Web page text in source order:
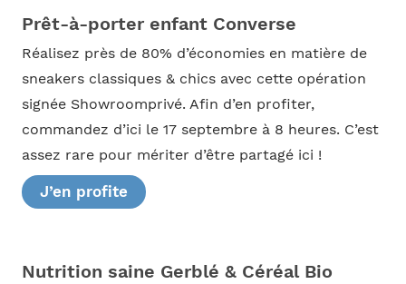
Prêt-à-porter enfant Converse
Réalisez près de 80% d’économies en matière de
sneakers classiques & chics avec cette opération
signée Showroomprivé. Afin d’en profiter,
commandez d’ici le 17 septembre à 8 heures. C’est
assez rare pour mériter d’être partagé ici !
J’en profite
Nutrition saine Gerblé & Céréal Bio